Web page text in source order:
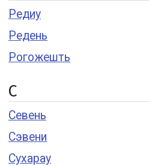
Редиу
Редень
Рогожешть
С
Севень
Сэвени
Сухарау